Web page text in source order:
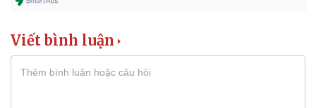
Viết bình luận